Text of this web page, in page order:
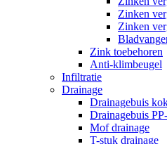
Zinken
Zinken
Zink toebehoren
Anti-klimbeugel
Infiltratie
Drainage
Drainagebuis
Drainagebuis
Mof drainage
T-stuk drainage